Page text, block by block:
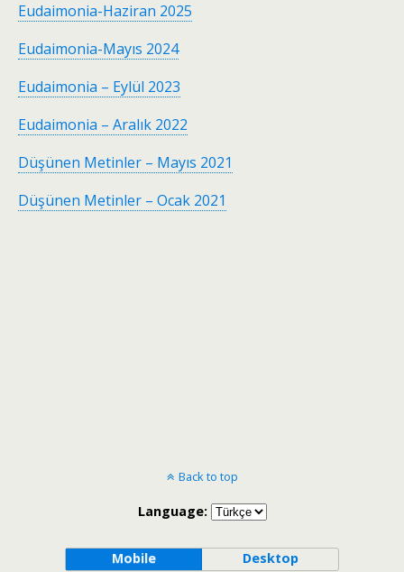
Eudaimonia-Haziran 2025
Eudaimonia-Mayıs 2024
Eudaimonia – Eylül 2023
Eudaimonia – Aralık 2022
Düşünen Metinler – Mayıs 2021
Düşünen Metinler – Ocak 2021
Back to top
Language:
Mobile Desktop